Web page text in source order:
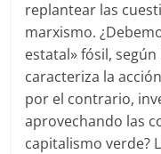
replantear las
marxismo.
estatal» fósil,
caracteriza la
por el contrario,
aprovechando las
capitalismo verde?